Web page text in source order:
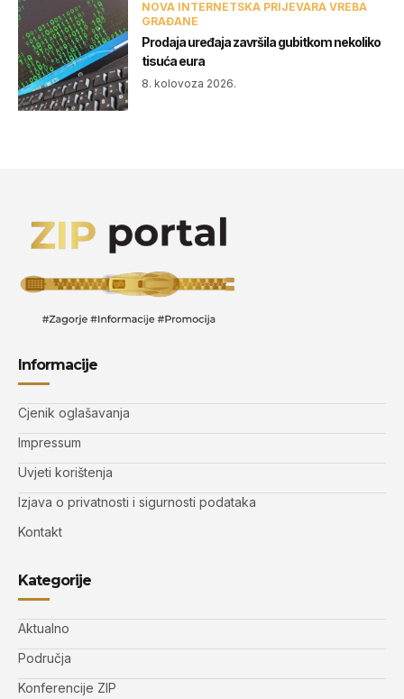
NOVA INTERNETSKA PRIJEVARA VREBA
GRAĐANE
Prodaja uređaja završila gubitkom nekoliko
tisuća eura
8. kolovoza 2026.
Informacije
Cjenik oglašavanja
Impressum
Uvjeti korištenja
Izjava o privatnosti i sigurnosti podataka
Kontakt
Kategorije
Aktualno
Područja
Konferencije ZIP